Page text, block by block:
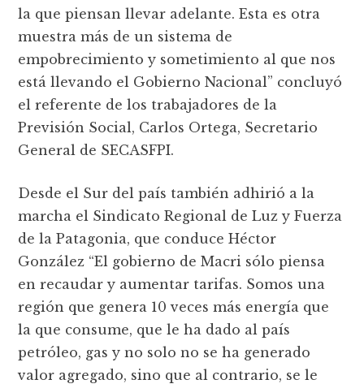
la que piensan llevar adelante. Esta es otra
muestra más de un sistema de
empobrecimiento y sometimiento al que nos
está llevando el Gobierno Nacional” concluyó
el referente de los trabajadores de la
Previsión Social, Carlos Ortega, Secretario
General de SECASFPI.
Desde el Sur del país también adhirió a la
marcha el Sindicato Regional de Luz y Fuerza
de la Patagonia, que conduce Héctor
González “El gobierno de Macri sólo piensa
en recaudar y aumentar tarifas. Somos una
región que genera 10 veces más energía que
la que consume, que le ha dado al país
petróleo, gas y no solo no se ha generado
valor agregado, sino que al contrario, se le